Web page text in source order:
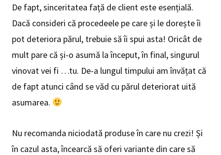
De fapt, sinceritatea față de client este esențială.
Dacă consideri că procedeele pe care și le dorește îi
pot deteriora părul, trebuie să îi spui asta! Oricât de
mult pare că și-o asumă la început, în final, singurul
vinovat vei fi …tu. De-a lungul timpului am învățat că
de fapt atunci când se văd cu părul deteriorat uită
asumarea.
Nu recomanda niciodată produse în care nu crezi! Și
în cazul asta, încearcă să oferi variante din care să